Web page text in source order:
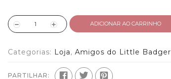
ADICIONAR AO CARRINHO
Categorias: Loja, Amigos do Little Badger
PARTILHAR: